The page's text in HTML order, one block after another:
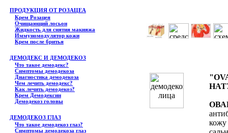
ПРОДУКЦИЯ ОТ РОЗАЦЕА
Крем Розацея
Очищающий лосьон
Жидкость для снятия макияжа
Иммуномодулятор кожи
Крем после бритья
ДЕМОДЕКС И ДЕМОДЕКОЗ
Что такое демодекс?
Симптомы демодекоза
Диагностика демодекоза
Чем лечить демодекс?
Как лечить демодекоз?
Крем Демодексин
Демодекоз головы
ДЕМОДЕКОЗ ГЛАЗ
Что такое демодекоз глаз?
Симптомы демодекоза глаз